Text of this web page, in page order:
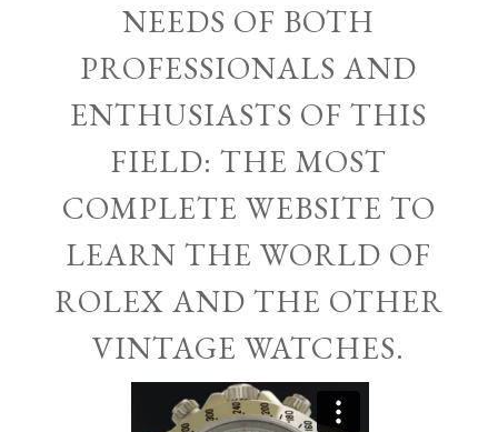
NEEDS OF BOTH
PROFESSIONALS AND
ENTHUSIASTS OF THIS
FIELD: THE MOST
COMPLETE WEBSITE TO
LEARN THE WORLD OF
ROLEX AND THE OTHER
VINTAGE WATCHES.